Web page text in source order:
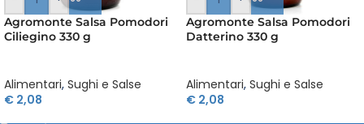
Agromonte Salsa Pomodori
Ciliegino 330 g
Alimentari, Sughi e Salse
€ 2,08
Agromonte Salsa Pomodori
Datterino 330 g
Alimentari, Sughi e Salse
€ 2,08